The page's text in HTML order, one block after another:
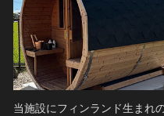
当施設にフィンランド生まれ